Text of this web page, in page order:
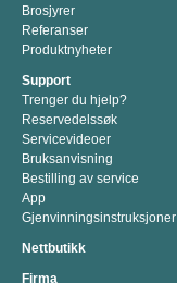
Brosjyrer
Referanser
Produktnyheter
Support
Trenger du hjelp?
Reservedelssøk
Servicevideoer
Bruksanvisning
Bestilling av service
App
Gjenvinningsinstruksjoner
Nettbutikk
Firma